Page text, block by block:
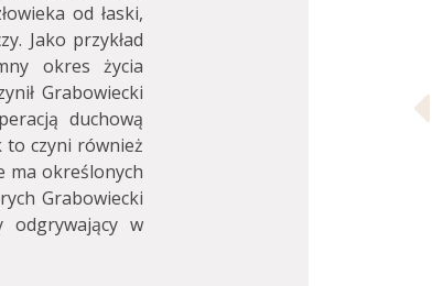
od łaski,
Jako przykład
okres życia
Grabowiecki
duchową
to czyni również
ma określonych
Grabowiecki
odgrywający w